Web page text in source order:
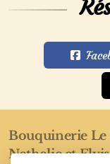
Bouquinerie
Nathalie et